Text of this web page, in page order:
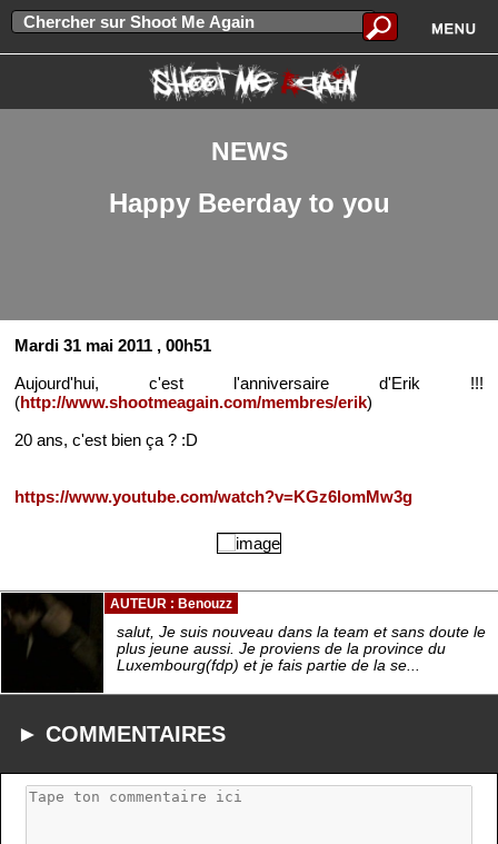
NEWS
Happy Beerday to you
Mardi 31 mai 2011 , 00h51
Aujourd'hui, c'est l'anniversaire d'Erik !!!
(http://www.shootmeagain.com/membres/erik)
20 ans, c'est bien ça ? :D
https://www.youtube.com/watch?v=KGz6lomMw3g
AUTEUR : Benouzz
salut, Je suis nouveau dans la team et sans doute le
plus jeune aussi. Je proviens de la province du
Luxembourg(fdp) et je fais partie de la se...
► COMMENTAIRES